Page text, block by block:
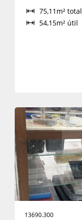
75,11m² total
54,15m² útil
13690.300